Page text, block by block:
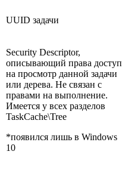
UUID задачи
Security Descriptor,
описывающий права
на просмотр данной задачи
или дерева. Не связан с
правами на выполнение.
Имеется у всех разделов
TaskCache\Tree
*появился лишь в Windows
10